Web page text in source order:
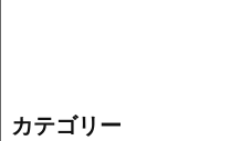
カテゴリー